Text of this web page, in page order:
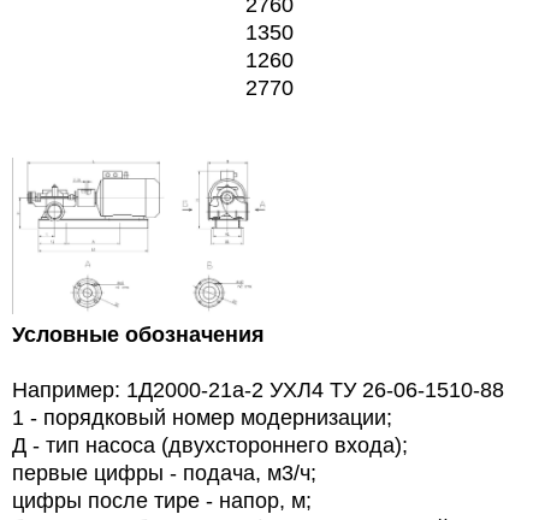
1350
1260
2770
Условные обозначения
Например: 1Д2000-21а-2 УХЛ4 ТУ 26-06-1510-88
1 - порядковый номер модернизации;
Д - тип насоса (двухстороннего входа);
первые цифры - подача, м3/ч;
цифры после тире - напор, м;